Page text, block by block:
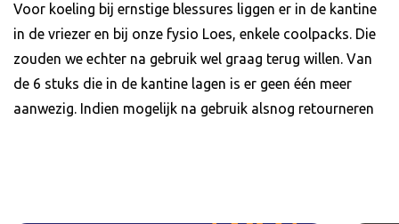
Voor koeling bij ernstige blessures liggen er in de kantine
in de vriezer en bij onze fysio Loes, enkele coolpacks. Die
zouden we echter na gebruik wel graag terug willen. Van
de 6 stuks die in de kantine lagen is er geen één meer
aanwezig. Indien mogelijk na gebruik alsnog retourneren